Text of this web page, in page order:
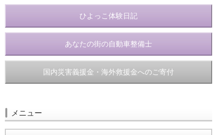
ひよっこ体験日記
あなたの街の自動車整備士
国内災害義援金・海外救援金へのご寄付
メニュー